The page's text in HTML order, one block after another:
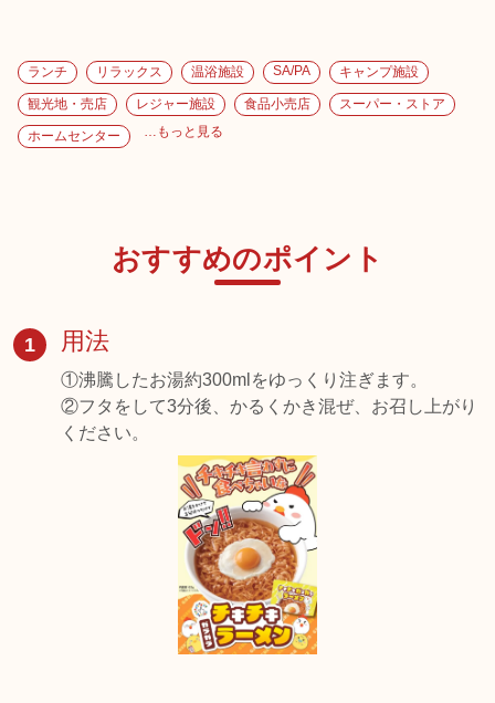
ランチ リラックス 温浴施設 SA/PA キャンプ施設
観光地・売店 レジャー施設 食品小売店 スーパー・ストア
ホームセンター …もっと見る
おすすめのポイント
1 用法
①沸騰したお湯約300mlをゆっくり注ぎます。
②フタをして3分後、かるくかき混ぜ、お召し上がり
ください。